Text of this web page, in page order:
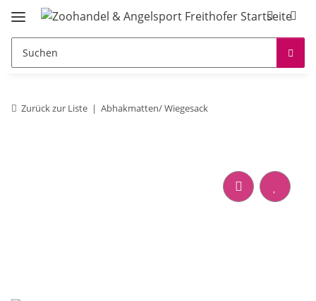
Zurück zur Liste Abhakmatten/ Wiegesack